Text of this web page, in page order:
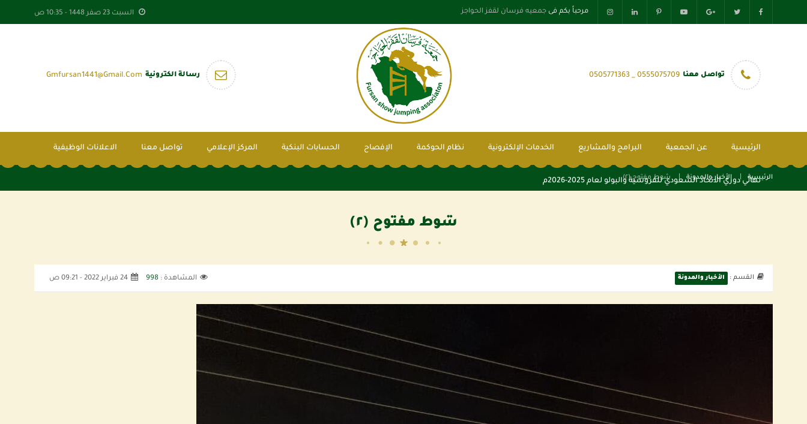
السبت 23 صفر 1448 - 10:35 ص مرحباً بكم فى جمعيه فرسان لقفز الحواجز
تواصل معنا 0555075709 _ 0505771363 رسالة الكترونية Gmfursan1441@gmail.com
الرئيسية عن الجمعية البرامج والمشاريع الخدمات الإلكترونية نظام الحوكمة الإفصاح الحسابات البنكية المركز الإعلامي تواصل معنا الاعلانات الوظيفية
نهائي دوري الاتحاد السعودي للفروسية والبولو لعام 2025-2026مالرئيسية الأخبار والمدونة شوط مفتوح (٢)
شوط مفتوح (٢)
القسم : الأخبار والمدونة المشاهدة : 998 24 فبراير 2022 - 09:21 ص